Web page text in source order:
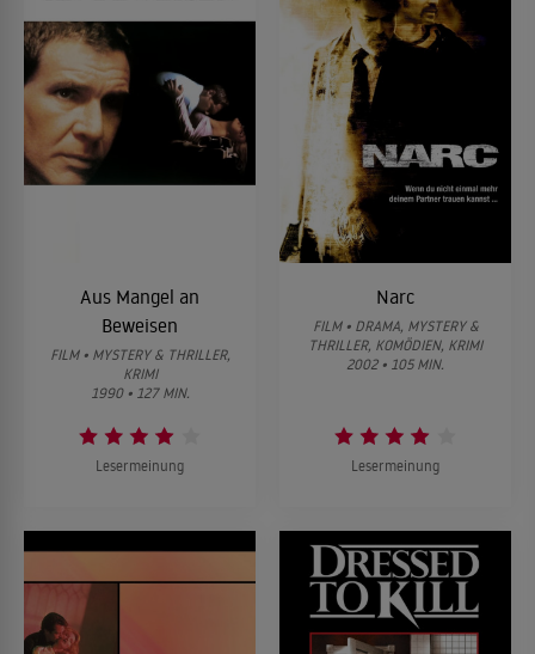
Aus Mangel an
Beweisen
FILM • MYSTERY & THRILLER,
KRIMI
1990 • 127 MIN.
Lesermeinung
Narc
FILM • DRAMA, MYSTERY &
THRILLER, KOMÖDIEN, KRIMI
2002 • 105 MIN.
Lesermeinung